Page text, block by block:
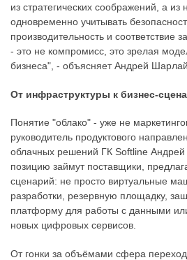
из стратегических соображений, а из
одновременно учитывать
производительность и соответствие
- это не компромисс, это зрелая
бизнеса", - объясняет Андрей Шарлай.
От инфраструктуры к бизнес-
Понятие "облако" - уже не
руководитель продуктового
облачных решений ГК Softline
позицию займут поставщики,
сценарий: не просто виртуальные
разработки, резервную площадку,
платформу для работы с данными
новых цифровых сервисов.
От гонки за объёмами сфера